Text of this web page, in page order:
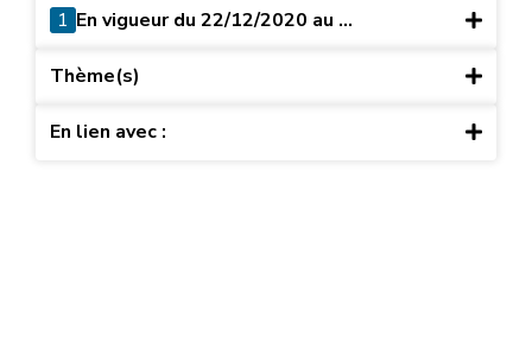
1 En vigueur du 22/12/2020 au ...
Thème(s)
En lien avec :